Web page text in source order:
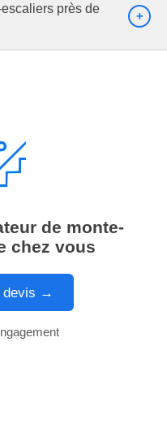
près de
de monte-
chez vous
devis →